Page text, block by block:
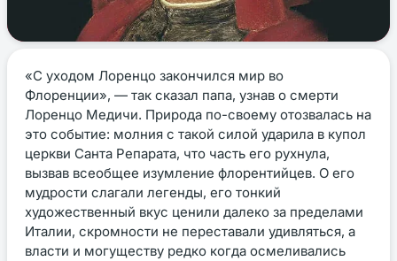
«С уходом Лоренцо закончился мир во
Флоренции», — так сказал папа, узнав о смерти
Лоренцо Медичи. Природа по-своему отозвалась на
это событие: молния с такой силой ударила в купол
церкви Санта Репарата, что часть его рухнула,
вызвав всеобщее изумление флорентийцев. О его
мудрости слагали легенды, его тонкий
художественный вкус ценили далеко за пределами
Италии, скромности не переставали удивляться, а
власти и могуществу редко когда осмеливались